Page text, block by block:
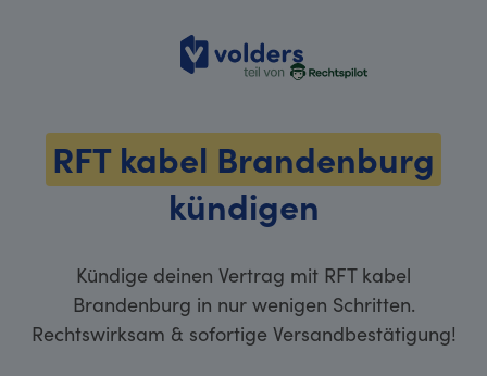
volders
RFT kabel Brandenburg
kündigen
Kündige deinen Vertrag mit RFT kabel
Brandenburg in nur wenigen Schritten.
Rechtswirksam & sofortige Versandbestätigung!